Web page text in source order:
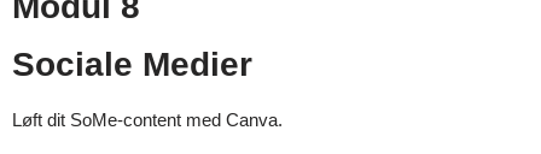
Sociale Medier
Løft dit SoMe-content med Canva.